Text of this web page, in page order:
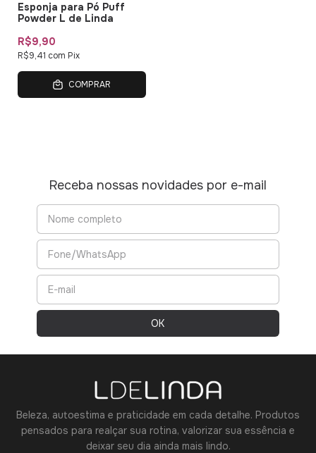
Esponja para Pó Puff
Powder L de Linda
R$9,90
R$9,41 com Pix
COMPRAR
Receba nossas novidades por e-mail
Beleza, autoestima e praticidade em cada detalhe. Produtos
pensados para realçar sua rotina, valorizar sua essência e
deixar seu dia ainda mais lindo.